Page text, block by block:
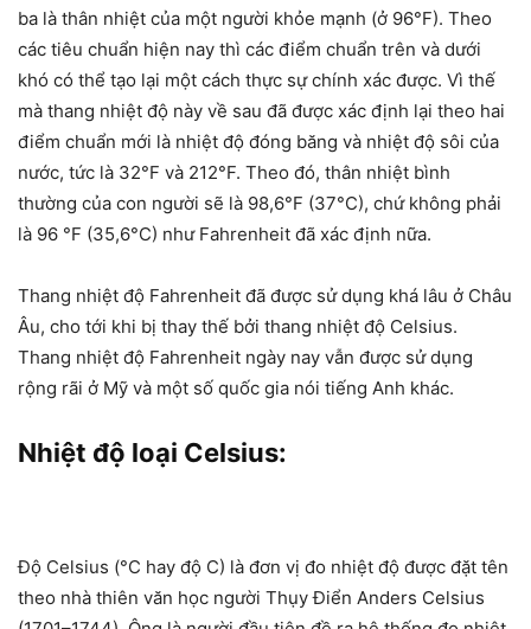
ba là thân nhiệt của một người khỏe mạnh (ở 96°F). Theo
các tiêu chuẩn hiện nay thì các điểm chuẩn trên và dưới
khó có thể tạo lại một cách thực sự chính xác được. Vì thế
mà thang nhiệt độ này về sau đã được xác định lại theo hai
điểm chuẩn mới là nhiệt độ đóng băng và nhiệt độ sôi của
nước, tức là 32°F và 212°F. Theo đó, thân nhiệt bình
thường của con người sẽ là 98,6°F (37°C), chứ không phải
là 96 °F (35,6°C) như Fahrenheit đã xác định nữa.
Thang nhiệt độ Fahrenheit đã được sử dụng khá lâu ở Châu
Âu, cho tới khi bị thay thế bởi thang nhiệt độ Celsius.
Thang nhiệt độ Fahrenheit ngày nay vẫn được sử dụng
rộng rãi ở Mỹ và một số quốc gia nói tiếng Anh khác.
Nhiệt độ loại Celsius:
Độ Celsius (°C hay độ C) là đơn vị đo nhiệt độ được đặt tên
theo nhà thiên văn học người Thụy Điển Anders Celsius